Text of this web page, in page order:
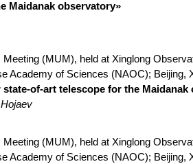
Maidanak observatory»
(MUM), held at Xinglong
Academy of Sciences (NAOC); Beijing,
state-of-art telescope for the Maidanak
(MUM), held at Xinglong
Academy of Sciences (NAOC); Beijing,